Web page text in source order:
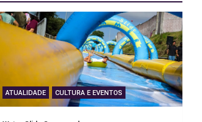
ATUALIDADE CULTURA E EVENTOS